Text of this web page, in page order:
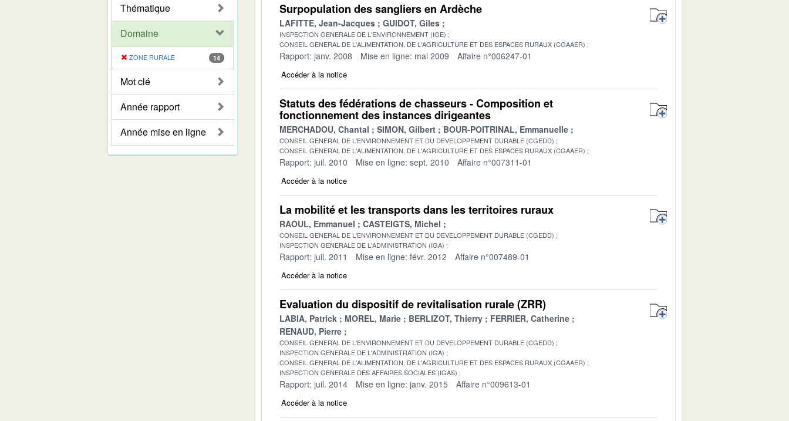
Thématique
Domaine
ZONE RURALE 14
Mot clé
Année rapport
Année mise en ligne
Surpopulation des sangliers en Ardèche
LAFITTE, Jean-Jacques GUIDOT, Giles
INSPECTION GENERALE DE L'ENVIRONNEMENT (IGE)
CONSEIL GENERAL DE L'ALIMENTATION, DE L'AGRICULTURE ET DES ESPACES RURAUX (CGAAER)
Rapport: janv. 2008 Mise en ligne: mai 2009 Affaire n°006247-01
Accéder à la notice
Statuts des fédérations de chasseurs - Composition et
fonctionnement des instances dirigeantes
MERCHADOU, Chantal SIMON, Gilbert BOUR-POITRINAL, Emmanuelle
CONSEIL GENERAL DE L'ENVIRONNEMENT ET DU DEVELOPPEMENT DURABLE (CGEDD)
CONSEIL GENERAL DE L'ALIMENTATION, DE L'AGRICULTURE ET DES ESPACES RURAUX (CGAAER)
Rapport: juil. 2010 Mise en ligne: sept. 2010 Affaire n°007311-01
Accéder à la notice
La mobilité et les transports dans les territoires ruraux
RAOUL, Emmanuel CASTEIGTS, Michel
CONSEIL GENERAL DE L'ENVIRONNEMENT ET DU DEVELOPPEMENT DURABLE (CGEDD)
INSPECTION GENERALE DE L'ADMINISTRATION (IGA)
Rapport: juil. 2011 Mise en ligne: févr. 2012 Affaire n°007489-01
Accéder à la notice
Evaluation du dispositif de revitalisation rurale (ZRR)
LABIA, Patrick MOREL, Marie BERLIZOT, Thierry
FERRIER, Catherine
RENAUD, Pierre
CONSEIL GENERAL DE L'ENVIRONNEMENT ET DU DEVELOPPEMENT DURABLE (CGEDD)
INSPECTION GENERALE DE L'ADMINISTRATION (IGA)
CONSEIL GENERAL DE L'ALIMENTATION, DE L'AGRICULTURE ET DES ESPACES RURAUX (CGAAER)
INSPECTION GENERALE DES AFFAIRES SOCIALES (IGAS)
Rapport: juil. 2014 Mise en ligne: janv. 2015 Affaire n°009613-01
Accéder à la notice